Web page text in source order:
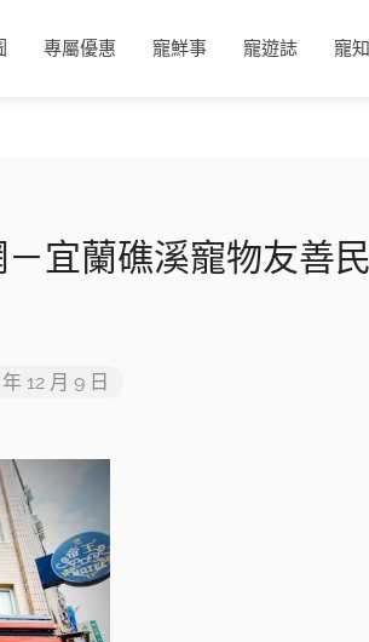
專屬優惠 寵鮮事 寵遊誌 寵
宜蘭礁溪寵物友善
12 月 9 日